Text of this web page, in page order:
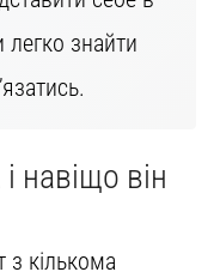
легко знайти
навіщо він
з кількома